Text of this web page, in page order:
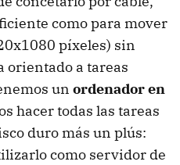
como para mover
píxeles) sin
orientado a tareas
un ordenador en
hacer todas las tareas
duro más un plús:
como servidor de